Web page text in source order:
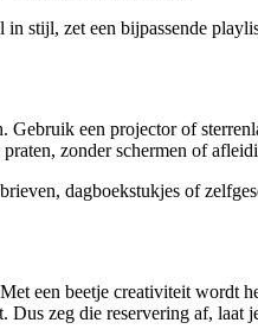
stijl, zet een bijpassende
Gebruik een projector of
zonder schermen of
dagboekstukjes of
een beetje creativiteit wordt
zeg die reservering af,